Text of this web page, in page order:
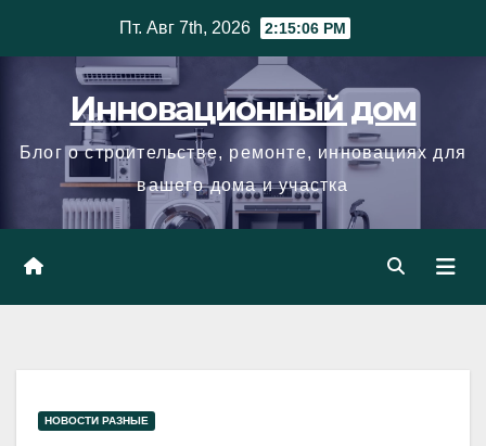
Пт. Авг 7th, 2026 2:15:07 PM
Инновационный дом
Блог о строительстве, ремонте, инновациях для
вашего дома и участка
НОВОСТИ РАЗНЫЕ